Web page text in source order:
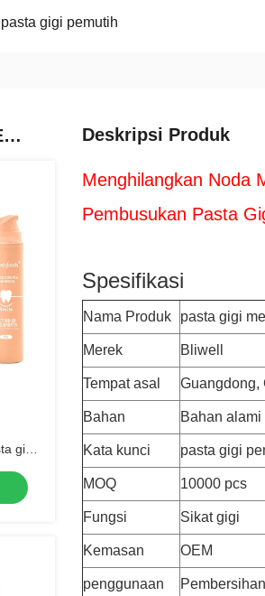
pasta gigi pemutih
PRODUK-PRODUK TERKAIT
gigi
Deskripsi Produk
Menghilangkan Noda
Pembusukan Pasta
Spesifikasi
Nama Produk pasta gigi
Merek Bliwell
Tempat asal Guangdong,
Bahan Bahan alami
Kata kunci pasta gigi
MOQ 10000 pcs
Fungsi Sikat gigi
Kemasan OEM
penggunaan